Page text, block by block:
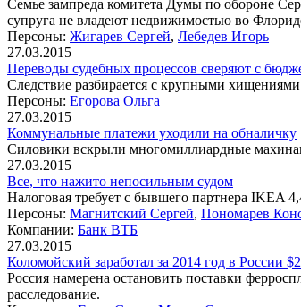
Семье зампреда комитета Думы по обороне
супруга не владеют недвижимостью во
Персоны: Жигарев Сергей, Лебедев Игорь
27.03.2015
Переводы судебных процессов сверяют с
Следствие разбирается с крупными
Персоны: Егорова Ольга
27.03.2015
Коммунальные платежи уходили на обналичку
Силовики вскрыли многомиллиардные
27.03.2015
Все, что нажито непосильным судом
Налоговая требует с бывшего партнера IKEA
Персоны: Магнитский Сергей, Пономарев
Компании: Банк ВТБ
27.03.2015
Коломойский заработал за 2014 год в России
Россия намерена остановить поставки
расследование.